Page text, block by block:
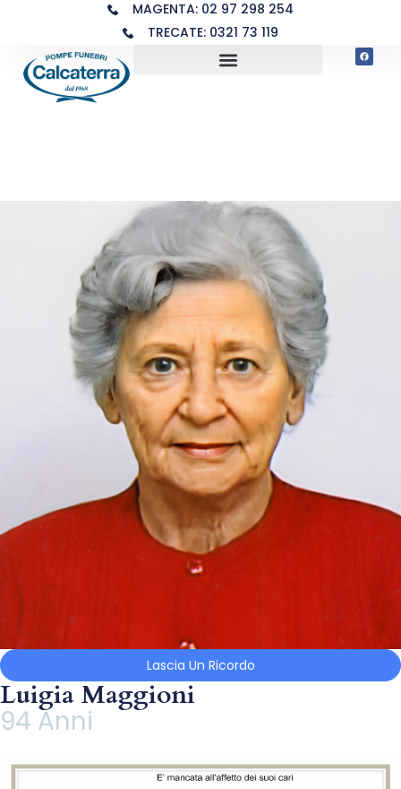
MAGENTA: 02 97 298 254
TRECATE: 0321 73 119
Lascia Un Ricordo
Luigia Maggioni
94 Anni